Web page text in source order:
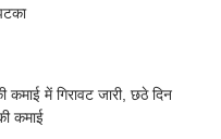
कमाई में गिरावट जारी, छठे दिन
कमाई